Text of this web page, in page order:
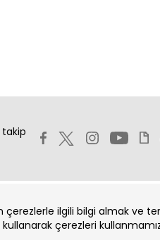
çerezlerle ilgili bilgi almak ve
çerezleri
A.Ş.